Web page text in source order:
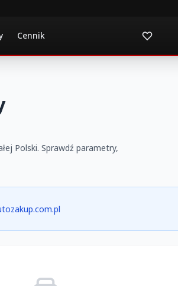
Cennik
Polski. Sprawdź parametry,